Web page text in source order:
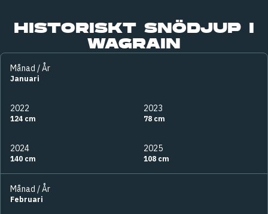
HISTORISKT SNÖDJUP I
WAGRAIN
Månad / År
Januari
2022
124 cm
2023
78 cm
2024
140 cm
2025
108 cm
Månad / År
Februari